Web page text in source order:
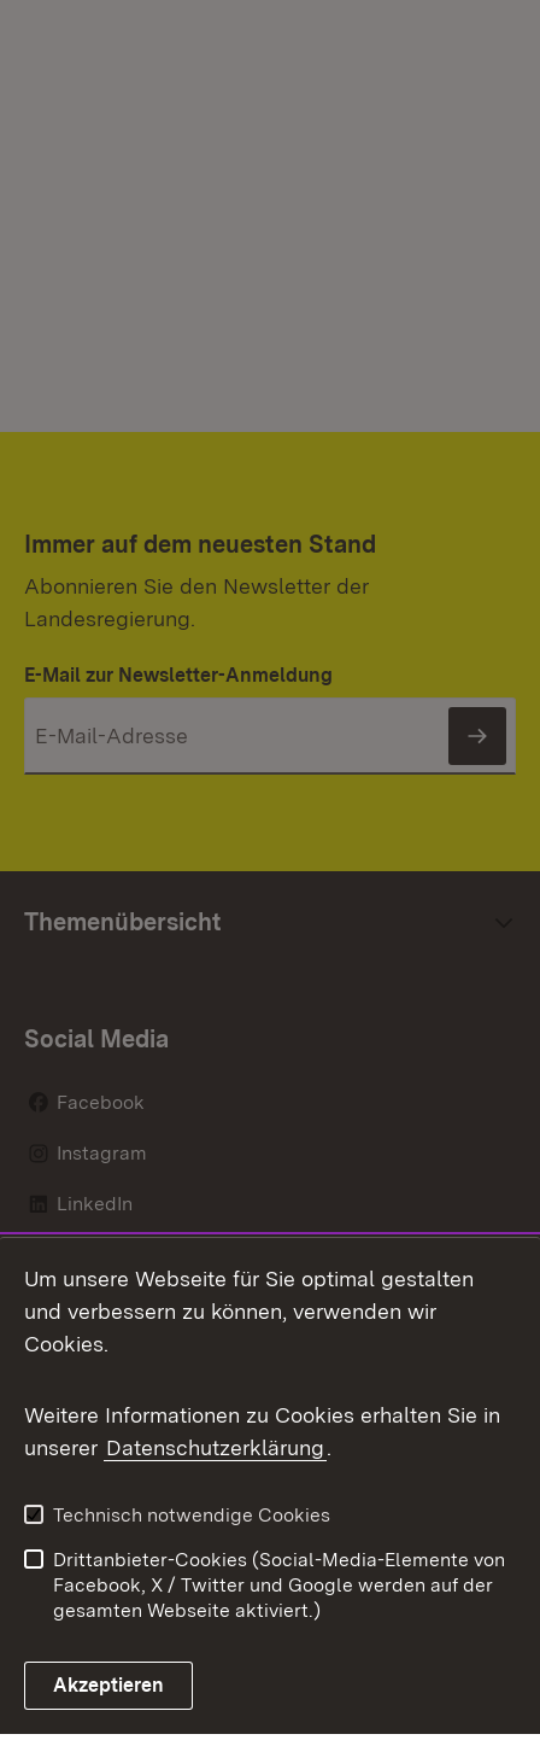
Immer auf dem neuesten Stand
Abonnieren Sie den Newsletter der
Landesregierung.
E-Mail zur Newsletter-Anmeldung
Themenübersicht
Social Media
Facebook
Instagram
LinkedIn
X / Twitter
Youtube
Link zum Landesportal
Kontakt
Datenschutz
Barrierefreiheit
Impressum
Cookies
Um unsere Webseite für Sie optimal gestalten
und verbessern zu können, verwenden wir
Cookies.
Weitere Informationen zu Cookies erhalten Sie in
unserer Datenschutzerklärung.
Technisch notwendige Cookies
Drittanbieter-Cookies (Social-Media-Elemente von
Facebook, X / Twitter und Google werden auf der
gesamten Webseite aktiviert.)
Akzeptieren